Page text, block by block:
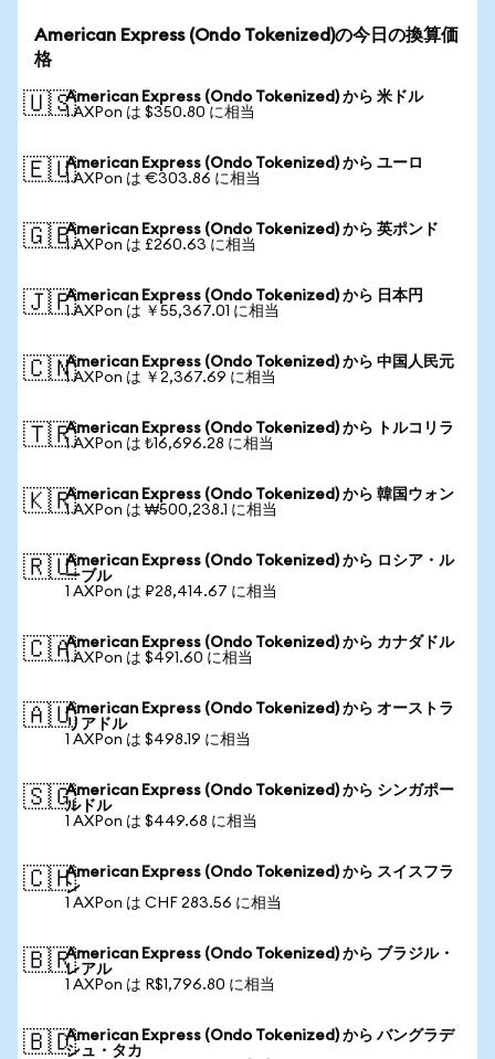
American Express (Ondo Tokenized)の今日の換算価
格
🇺🇸American Express (Ondo Tokenized) から 米ドル
1 AXPon は $350.80 に相当
🇪🇺American Express (Ondo Tokenized) から ユーロ
1 AXPon は €303.86 に相当
🇬🇧American Express (Ondo Tokenized) から 英ポンド
1 AXPon は £260.63 に相当
🇯🇵American Express (Ondo Tokenized) から 日本円
1 AXPon は ￥55,367.01 に相当
🇨🇳American Express (Ondo Tokenized) から 中国人民元
1 AXPon は ￥2,367.69 に相当
🇹🇷American Express (Ondo Tokenized) から トルコリラ
1 AXPon は ₺16,696.28 に相当
🇰🇷American Express (Ondo Tokenized) から 韓国ウォン
1 AXPon は ₩500,238.1 に相当
🇷🇺American Express (Ondo Tokenized) から ロシア・ル
ーブル
1 AXPon は ₽28,414.67 に相当
🇨🇦American Express (Ondo Tokenized) から カナダドル
1 AXPon は $491.60 に相当
🇦🇺American Express (Ondo Tokenized) から オーストラ
リアドル
1 AXPon は $498.19 に相当
🇸🇬American Express (Ondo Tokenized) から シンガポー
ルドル
1 AXPon は $449.68 に相当
🇨🇭American Express (Ondo Tokenized) から スイスフラ
ン
1 AXPon は CHF 283.56 に相当
🇧🇷American Express (Ondo Tokenized) から ブラジル・
レアル
1 AXPon は R$1,796.80 に相当
🇧🇩American Express (Ondo Tokenized) から バングラデ
シュ・タカ